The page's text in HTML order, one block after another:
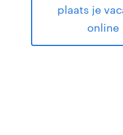
plaats je
online